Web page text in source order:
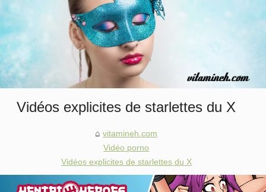
Vidéos explicites de starlettes du X
vitamineh.com
Vidéo porno
Vidéos explicites de starlettes du X